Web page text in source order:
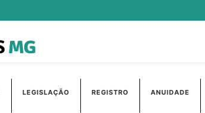
LEGISLAÇÃO REGISTRO ANUIDADE